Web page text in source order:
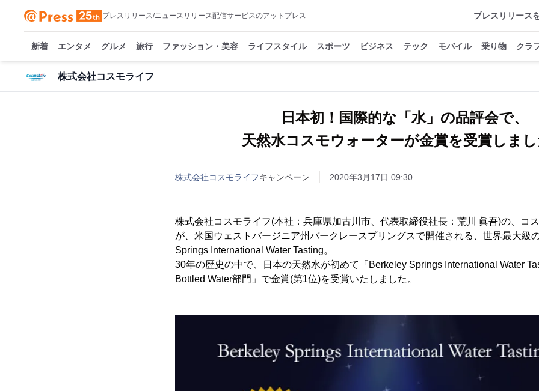
プレスリリース/ニュースリリース配信サービスのアットプレス プレスリリース
新着 エンタメ グルメ 旅行 ファッション・美容 ライフスタイル スポーツ ビジネス テック モバイル 乗り物 クラ
株式会社コスモライフ
日本初！国際的な「水」の品評会で、
天然水コスモウォーターが金賞を受賞しまし
株式会社コスモライフキャンペーン 2020年3月17日 09:30
株式会社コスモライフ(本社：兵庫県加古川市、代表取締役社長：荒川 眞吾)の、コ
が、米国ウェストバージニア州バークレースプリングスで開催される、世界最大級
Springs International Water Tasting。
30年の歴史の中で、日本の天然水が初めて「Berkeley Springs International Water
Bottled Water部門」で金賞(第1位)を受賞いたしました。